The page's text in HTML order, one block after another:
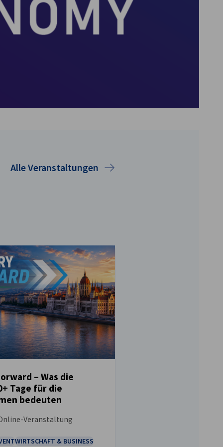
Alle Veranstaltungen
– Was die
Tage für die
bedeuten
Veranstaltung
WIRTSCHAFT & BUSINESS